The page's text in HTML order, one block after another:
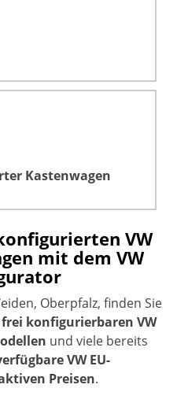
Kastenwagen
VW
mit dem VW
Oberpfalz, finden Sie
konfigurierbaren VW
und viele bereits
VW EU-
Preisen.